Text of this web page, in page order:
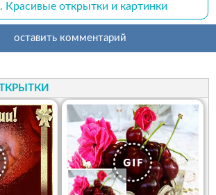
Красивые открытки и картинки
оставить комментарий